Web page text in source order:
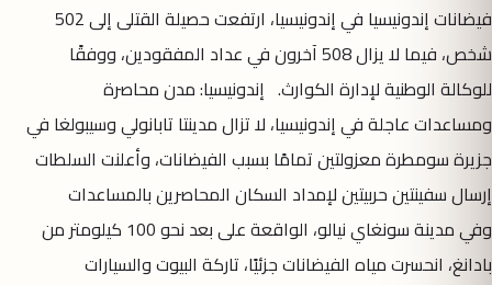
فيضانات إندونيسيا في إندونيسيا، ارتفعت حصيلة القتلى إلى 502
شخص، فيما لا يزال 508 آخرون في عداد المفقودين، ووفقًا
للوكالة الوطنية لإدارة الكوارث. إندونيسيا: مدن محاصرة
ومساعدات عاجلة في إندونيسيا، لا تزال مدينتا تابانولي وسيبولغا في
جزيرة سومطرة معزولتين تمامًا بسبب الفيضانات، وأعلنت السلطات
إرسال سفينتين حربيتين لإمداد السكان المحاصرين بالمساعدات
وفي مدينة سونغاي نيالو، الواقعة على بعد نحو 100 كيلومتر من
بادانغ، انحسرت مياه الفيضانات جزئيًا، تاركة البيوت والسيارات